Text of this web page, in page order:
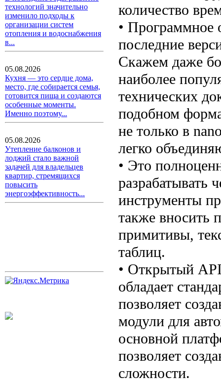
технологий значительно
изменило подходы к
организации систем
отопления и водоснабжения
в...
05.08.2026
Кухня — это сердце дома,
место, где собирается семья,
готовится пища и создаются
особенные моменты.
Именно поэтому...
05.08.2026
Утепление балконов и
лоджий стало важной
задачей для владельцев
квартир, стремящихся
повысить
энергоэффективность...
количество
• Программное
последние
Скажем даже
наиболее
технических
подобном
не только в
легко
• Это
разрабатывать
инструменты
также вносить
примитивы,
таблиц.
• Открытый
обладает
позволяет
модули для
основной
позволяет
сложности.